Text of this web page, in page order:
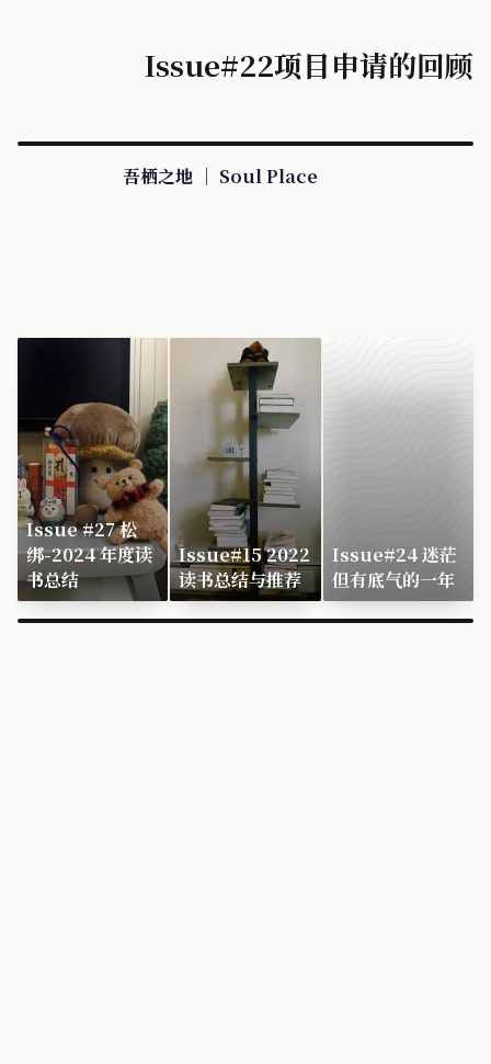
Issue#22项目申请的回顾
吾栖之地 ｜ Soul Place
Issue #27 松
绑-2024 年度读
书总结
Issue#15 2022
读书总结与推荐
Issue#24 迷茫
但有底气的一年